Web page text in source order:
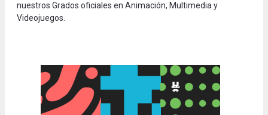
nuestros Grados oficiales en Animación, Multimedia y
Videojuegos.